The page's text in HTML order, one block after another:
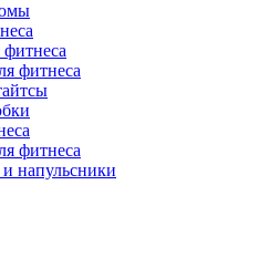
фитнеса
фитнеса
напульсники